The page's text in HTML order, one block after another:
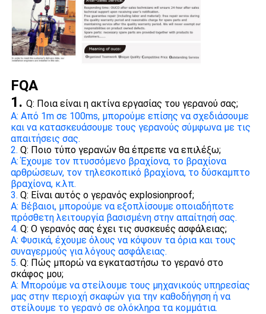
FQA
1. Q: Ποια είναι η ακτίνα εργασίας του γερανού σας;
Α: Από 1m σε 100ms, μπορούμε επίσης να σχεδιάσουμε
και να κατασκευάσουμε τους γερανούς σύμφωνα με τις
απαιτήσεις σας.
2. Q: Ποιο τύπο γερανών θα έπρεπε να επιλέξω;
Α: Έχουμε τον πτυσσόμενο βραχίονα, το βραχίονα
αρθρώσεων, τον τηλεσκοπικό βραχίονα, το δύσκαμπτο
βραχίονα, κ.λπ.
3. Q: Είναι αυτός ο γερανός explosionproof;
Α: Βέβαιοι, μπορούμε να εξοπλίσουμε οποιαδήποτε
πρόσθετη λειτουργία βασισμένη στην απαίτησή σας.
4. Q: Ο γερανός σας έχει τις συσκευές ασφάλειας;
Α: Φυσικά, έχουμε όλους να κόψουν τα όρια και τους
συναγερμούς για λόγους ασφάλειας.
5. Q: Πώς μπορώ να εγκαταστήσω το γερανό στο
σκάφος μου;
Α: Μπορούμε να στείλουμε τους μηχανικούς υπηρεσίας
μας στην περιοχή σκαφών για την καθοδήγηση ή να
στείλουμε το γερανό σε ολόκληρα τα κομμάτια.